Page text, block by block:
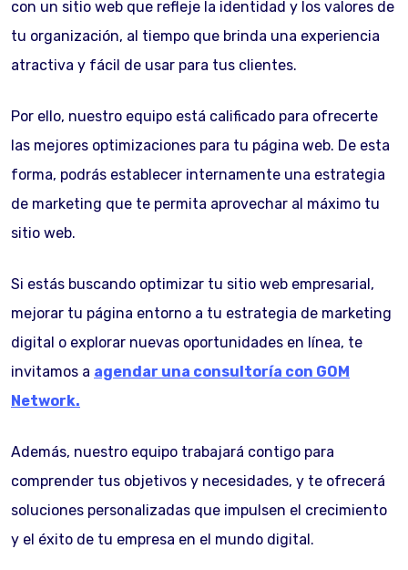
con un sitio web que refleje la identidad y los valores de
tu organización, al tiempo que brinda una experiencia
atractiva y fácil de usar para tus clientes.
Por ello, nuestro equipo está calificado para ofrecerte
las mejores optimizaciones para tu página web. De esta
forma, podrás establecer internamente una estrategia
de marketing que te permita aprovechar al máximo tu
sitio web.
Si estás buscando optimizar tu sitio web empresarial,
mejorar tu página entorno a tu estrategia de marketing
digital o explorar nuevas oportunidades en línea, te
invitamos a agendar una consultoría con GOM
Network.
Además, nuestro equipo trabajará contigo para
comprender tus objetivos y necesidades, y te ofrecerá
soluciones personalizadas que impulsen el crecimiento
y el éxito de tu empresa en el mundo digital.